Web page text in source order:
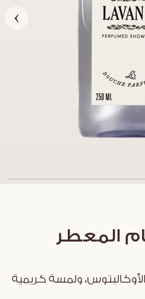
المعطر
ولمسة كريمية